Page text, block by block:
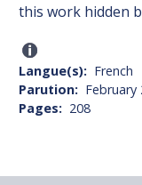
this work hidden
Langue(s)
French
Parution
February
Pages
208